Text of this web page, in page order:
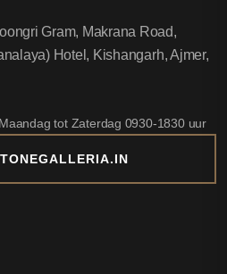
Gram, Makrana Road,
Hotel, Kishangarh, Ajmer,
tot Zaterdag 0930-1830 uur